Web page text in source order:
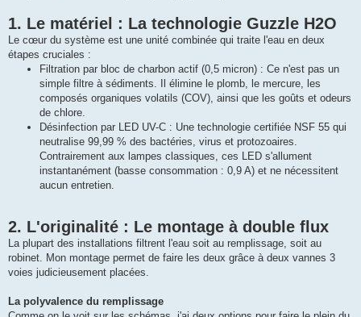
1. Le matériel : La technologie Guzzle H2O
Le cœur du système est une unité combinée qui traite l'eau en deux
étapes cruciales :
Filtration par bloc de charbon actif (0,5 micron) : Ce n'est pas un
simple filtre à sédiments. Il élimine le plomb, le mercure, les
composés organiques volatils (COV), ainsi que les goûts et odeurs
de chlore.
Désinfection par LED UV-C : Une technologie certifiée NSF 55 qui
neutralise 99,99 % des bactéries, virus et protozoaires.
Contrairement aux lampes classiques, ces LED s'allument
instantanément (basse consommation : 0,9 A) et ne nécessitent
aucun entretien.
2. L'originalité : Le montage à double flux
La plupart des installations filtrent l'eau soit au remplissage, soit au
robinet. Mon montage permet de faire les deux grâce à deux vannes 3
voies judicieusement placées.
La polyvalence du remplissage